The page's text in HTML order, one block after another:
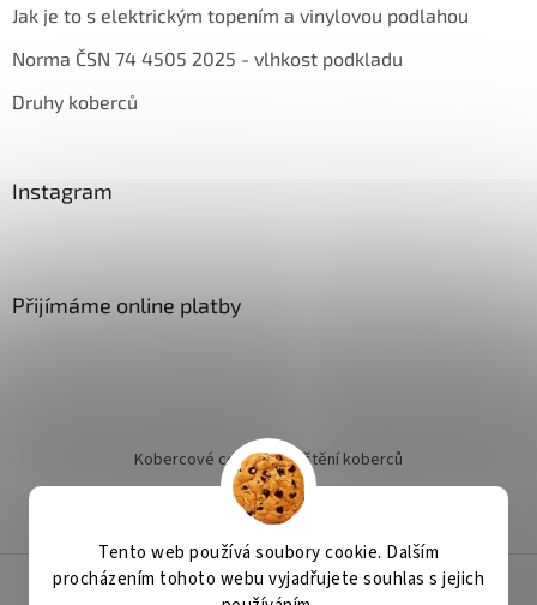
Tento web používá soubory cookie. Dalším
procházením tohoto webu vyjadřujete souhlas s jejich
Jak je to s elektrickým topením a vinylovou podlahou
Norma ČSN 74 4505 2025 - vlhkost podkladu
Druhy koberců
Instagram
Přijímáme online platby
Kobercové centrum Čištění koberců
Jak objednat instalaci